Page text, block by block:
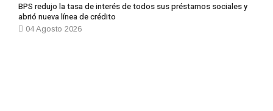
BPS redujo la tasa de interés de todos sus préstamos sociales y
abrió nueva línea de crédito
04 Agosto 2026